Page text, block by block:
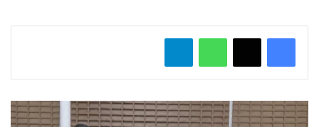
واتساب